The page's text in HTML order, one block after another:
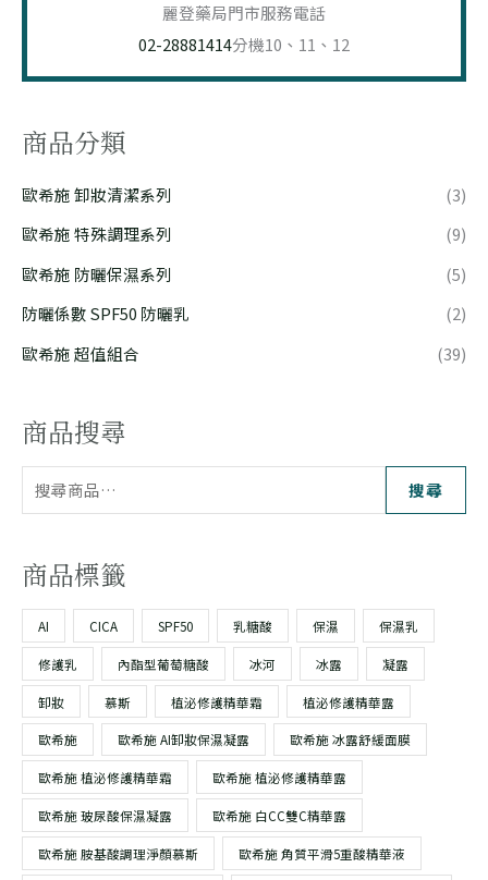
麗登藥局門市服務電話
02-28881414分機10、11、12
商品分類
歐希施 卸妝清潔系列
(3)
歐希施 特殊調理系列
(9)
歐希施 防曬保濕系列
(5)
防曬係數 SPF50 防曬乳
(2)
歐希施 超值組合
(39)
商品搜尋
搜尋
商品標籤
AI CICA SPF50 乳糖酸 保濕 保濕乳
修護乳 內酯型葡萄糖酸 冰河 冰露 凝露
卸妝 慕斯 植泌修護精華霜 植泌修護精華露
歐希施 歐希施 AI卸妝保濕凝露 歐希施 冰露舒緩面膜
歐希施 植泌修護精華霜 歐希施 植泌修護精華露
歐希施 玻尿酸保濕凝露 歐希施 白CC雙C精華露
歐希施 胺基酸調理淨顏慕斯 歐希施 角質平滑5重酸精華液